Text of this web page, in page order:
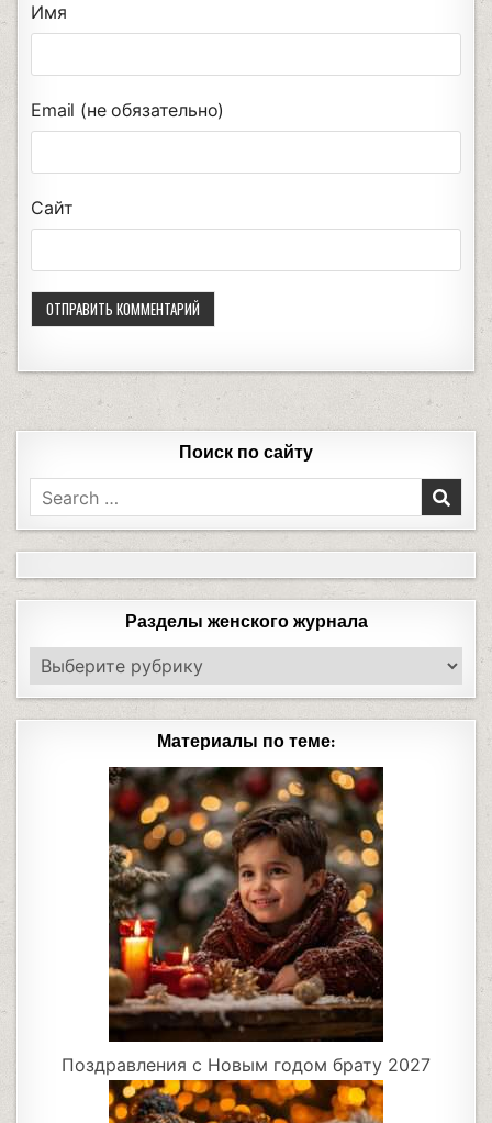
Имя
Email (не обязательно)
Сайт
Поиск по сайту
Разделы женского журнала
Материалы по теме:
Поздравления с Новым годом брату 2027